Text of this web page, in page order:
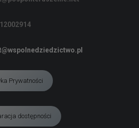
Prywatności
dostępności